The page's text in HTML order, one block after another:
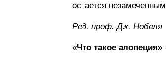
остается
Ред. проф. Дж. Нобеля
«Что такое алопеция»